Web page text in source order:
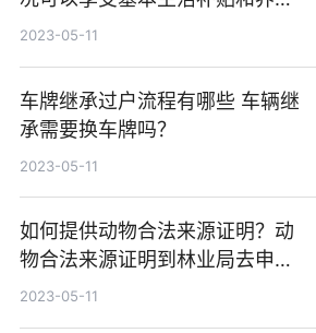
和医疗保险个人账户补贴待遇？
2023-05-11
车牌继承过户流程有哪些 车辆继
承需要换车牌吗？
2023-05-11
如何提供动物合法来源证明？动
物合法来源证明到林业局去申请
吗？
2023-05-11